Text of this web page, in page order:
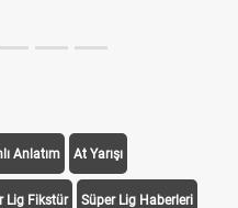
Lig Fikstür Süper Lig Haberleri
Beşiktaş Trabzonspor